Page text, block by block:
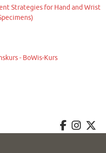
Strategies for Hand and Wrist
- BoWis-Kurs